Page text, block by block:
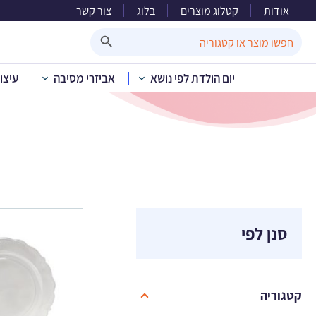
אודות קטלוג מוצרים בלוג צור קשר
for:
יום הולדת לפי נושא אביזרי מסיבה
סנן לפי
קטגוריה